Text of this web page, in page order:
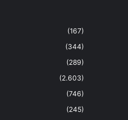
(167)
(344)
(289)
(2.603)
(746)
(245)